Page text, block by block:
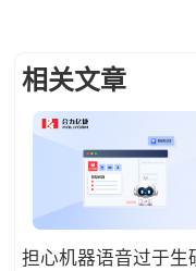
相关文章